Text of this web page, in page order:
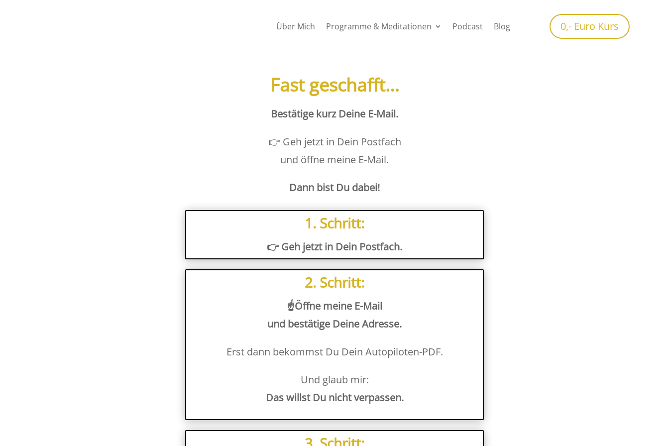
Über Mich Programme & Meditationen Podcast Blog 0,- Euro Kurs
Fast geschafft…
Bestätige kurz Deine E-Mail.
👉 Geh jetzt in Dein Postfach
und öffne meine E-Mail.
Dann bist Du dabei!
1. Schritt:
👉 Geh jetzt in Dein Postfach.
2. Schritt:
☝️Öffne meine E-Mail
und bestätige Deine Adresse.
Erst dann bekommst Du Dein Autopiloten-PDF.
Und glaub mir:
Das willst Du nicht verpassen.